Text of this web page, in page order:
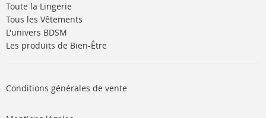
Toute la Lingerie
Tous les Vêtements
L'univers BDSM
Les produits de Bien-Être
Conditions générales de vente